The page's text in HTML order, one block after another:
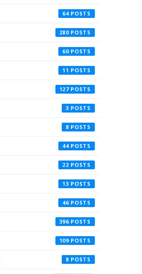
64
280
60
11
127
3
8
44
22
13
46
396
109
8